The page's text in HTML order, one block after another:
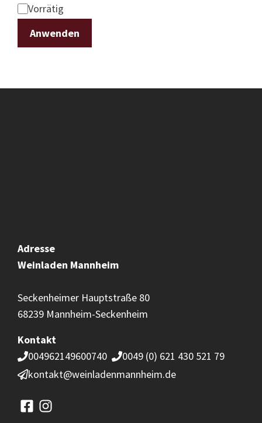
Status
Vorrätig
Anwenden
Adresse
Weinladen Mannheim
Seckenheimer Hauptstraße 80
68239 Mannheim-Seckenheim
Kontakt
004962149600740
0049 (0) 621 430 521 79
kontakt@weinladenmannheim.de